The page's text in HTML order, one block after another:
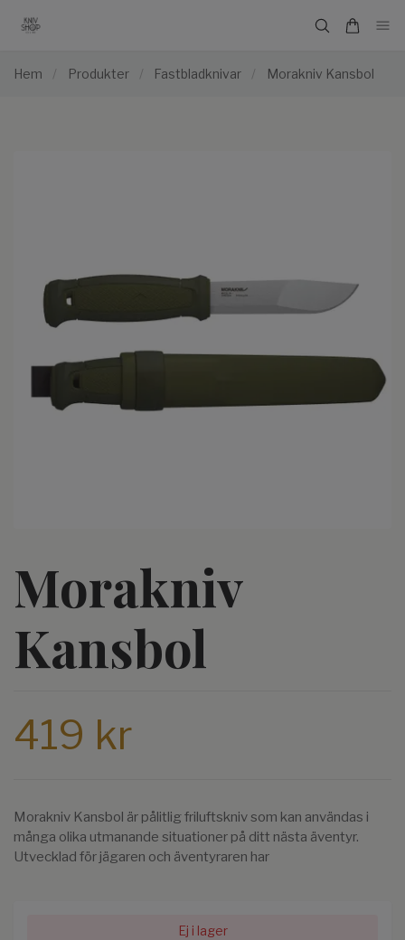
Hem / Produkter / Fastbladknivar / Morakniv Kansbol
Morakniv
Kansbol
419 kr
Morakniv Kansbol är pålitlig friluftskniv som kan användas i
många olika utmanande situationer på ditt nästa äventyr.
Utvecklad för jägaren och äventyraren har
Ej i lager